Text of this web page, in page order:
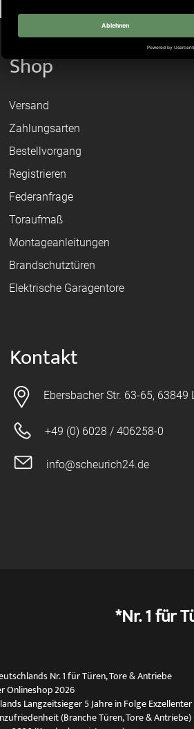
Shop
Versand
Zahlungsarten
Bestellvorgang
Registrieren
Federanfrage
Toraufmaß
Montageanleitungen
Brandschutztüren
Elektrische Garagentore
Kontakt
Ebersbacher Str. 63-65, 63849
+49 (0) 6028 / 406258-0
info@scheurich24.de
*Nr. 1 für
Nr. 1 für Türen, Tore & Antriebe
Onlineshop 2026
Langzeitsieger 5 Jahre in Folge
(Branche Türen, Tore & Antriebe)